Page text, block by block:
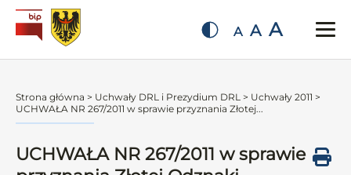
A A A
Strona główna > Uchwały DRL i Prezydium DRL > Uchwały 2011 >
UCHWAŁA NR 267/2011 w sprawie przyznania Złotej...
UCHWAŁA NR 267/2011 w sprawie